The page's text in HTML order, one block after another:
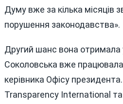
Думу вже за кілька місяців
порушення законодавства».
Другий шанс вона отримала
Соколовська вже
керівника Офісу
Transparency International та